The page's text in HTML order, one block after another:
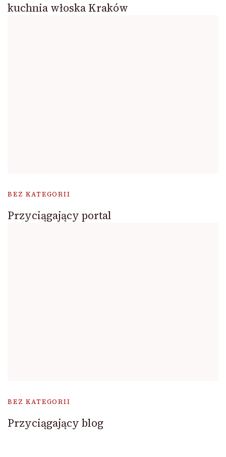
kuchnia włoska Kraków
BEZ KATEGORII
Przyciągający portal
BEZ KATEGORII
Przyciągający blog